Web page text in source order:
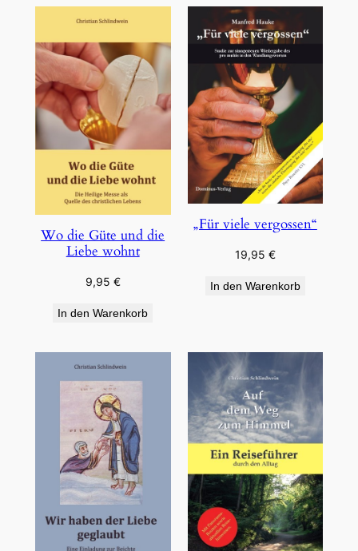
Wo die Güte und die
Liebe wohnt
9,95 €
In den Warenkorb
„Für viele vergossen“
19,95 €
In den Warenkorb